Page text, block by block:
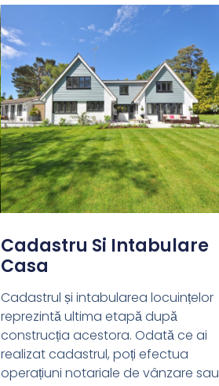
Cadastru Si Intabulare
Casa
Cadastrul și intabularea locuințelor
reprezintă ultima etapă după
construcția acestora. Odată ce ai
realizat cadastrul, poți efectua
operațiuni notariale de vânzare sau